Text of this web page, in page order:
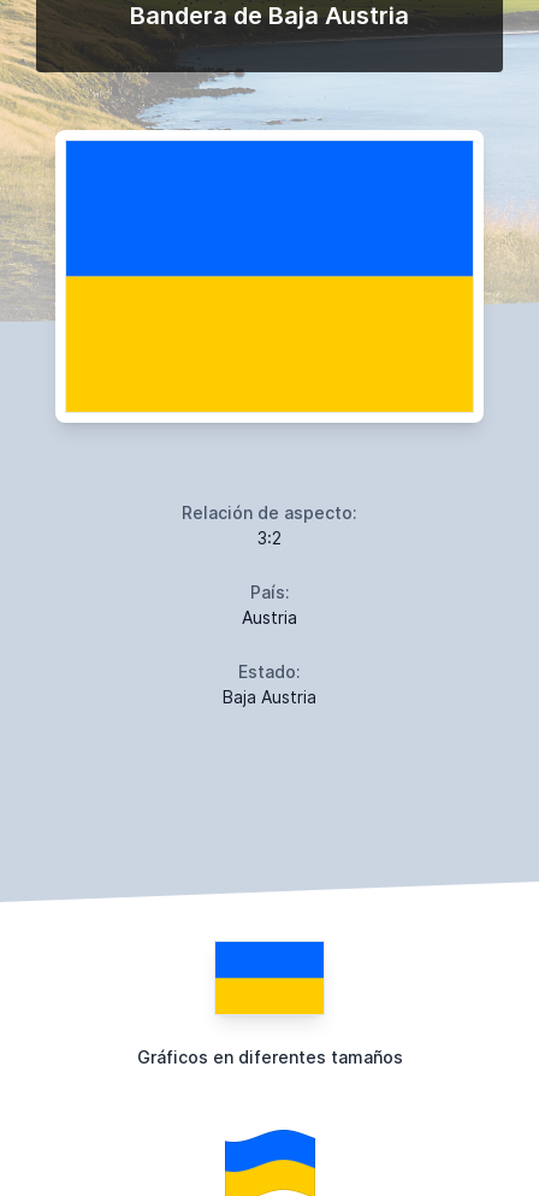
Bandera de Baja Austria
Relación de aspecto:
3:2
País:
Austria
Estado:
Baja Austria
Gráficos en diferentes tamaños